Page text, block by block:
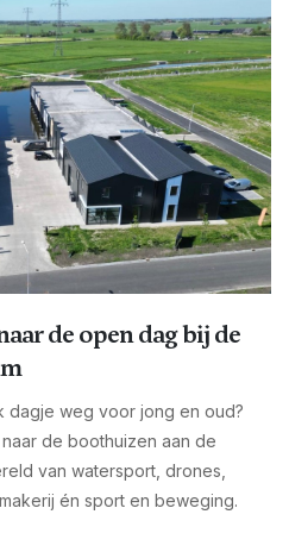
de open dag bij de
dagje weg voor jong en oud?
de boothuizen aan de
van watersport, drones,
én sport en beweging.